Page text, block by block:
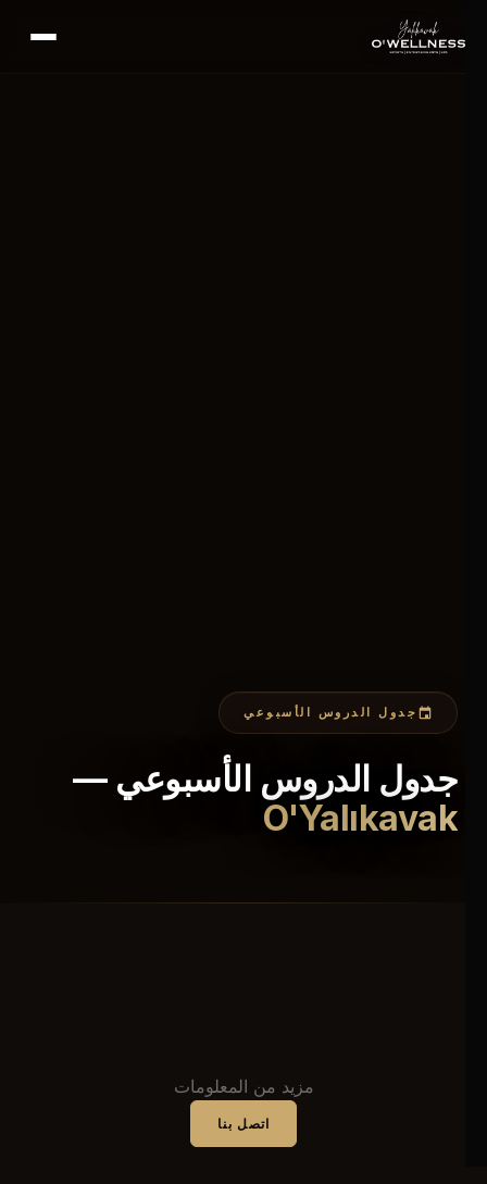
جدول الدروس الأسبوعي
جدول الدروس الأسبوعي —
O'Yalıkavak
مزيد من المعلومات
اتصل بنا